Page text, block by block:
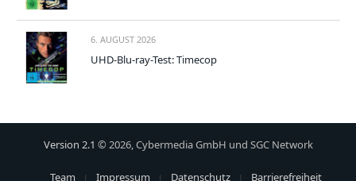
6. AUGUST 2026
UHD-Blu-ray-Test: Timecop
Version 2.1 © 2026, Cybermedia GmbH und SGC Network
Team Impressum Datenschutz Barrierefreiheit